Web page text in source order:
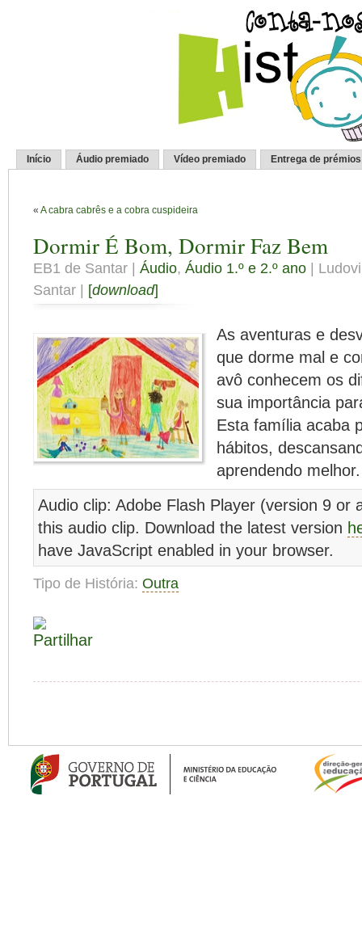
Início Áudio premiado Vídeo premiado Entrega de prémios
« A cabra cabrês e a cobra cuspideira
Dormir É Bom, Dormir Faz Bem
EB1 de Santar | Áudio, Áudio 1.º e 2.º ano |
Santar | [download]
As aventuras e
que dorme mal e
avô conhecem os
sua importância
Esta família acaba
hábitos,
aprendendo melhor.
Audio clip: Adobe Flash Player (version 9 or
this audio clip. Download the latest version
have JavaScript enabled in your browser.
Tipo de História: Outra